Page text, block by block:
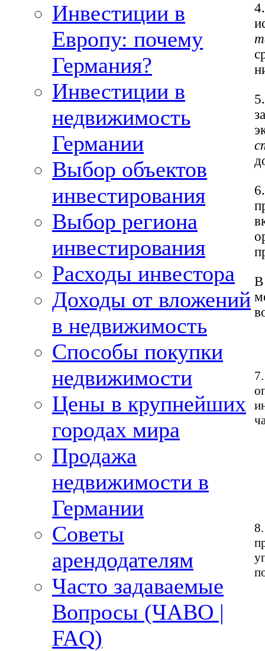
Инвестиции в
Европу: почему
Германия?
Инвестиции в
недвижимость
Германии
Выбор объектов
инвестирования
Выбор региона
инвестирования
Расходы инвестора
Доходы от вложений
в недвижимость
Способы покупки
недвижимости
Цены в крупнейших
городах мира
Продажа
недвижимости в
Германии
Советы
арендодателям
Часто задаваемые
Вопросы (ЧАВО |
FAQ)
В